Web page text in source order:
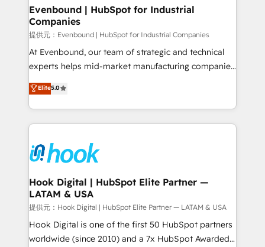
Agent Creation 🔄 Custom Integrations & Data
Migration Why 1406 We become part of your team.
Your team learns while we build. We fix what others
broke. Built for mid-market reality—practical
solutions that work with your actual headcount and
HubSpot partners 🔄 Top 5% globally in client
retention 📅 8+ years of consistent results since 2017
move beyond spreadsheets into unified systems
that drive real business results.
Evenbound | HubSpot for Industrial
Companies
提供元：Evenbound | HubSpot for Industrial Companies
At Evenbound, our team of strategic and technical
experts helps mid-market manufacturing companies
achieve real growth. We specialize in delivering
tailored solutions that drive results by leveraging
HubSpot’s platform and data to fuel success.
Technical Solutions: - HubSpot Technical Consulting -
Onboarding - Data Migration & Integrations -
Technical Audit & Optimization Strategic Solutions: -
Revenue Operations - Inbound Marketing -
Outbound Marketing - HubSpot CMS Website
Design & Development We empower our clients to
reach their full potential by providing transparent,
relationship-driven support. With over 300 HubSpot
Elite5.0
Hook Digital | HubSpot Elite Partner —
LATAM & USA
提供元：Hook Digital | HubSpot Elite Partner — LATAM & USA
Hook Digital is one of the first 50 HubSpot partners
worldwide (since 2010) and a 7x HubSpot Awarded